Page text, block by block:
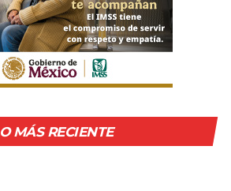
MÁS RECIENTE